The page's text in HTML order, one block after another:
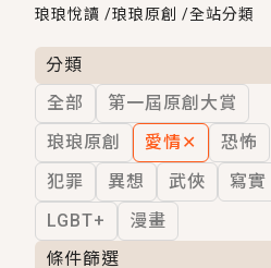
創,作家招募｜華
小編心動書單
GL｜《夏日與檸
BL｜《費洛蒙中
OMG你嚇到我了
言情｜《國語推
琅琅悅讀 /琅琅原創 /全站分類
分類
全部
第一屆原創大賞
琅琅原創
愛情✕
恐怖
犯罪
異想 武俠
寫實
LGBT+
漫畫
條件篩選